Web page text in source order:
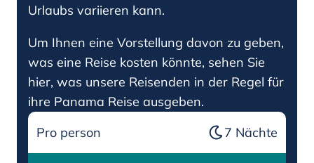
Urlaubs variieren kann.
Um Ihnen eine Vorstellung davon zu geben,
was eine Reise kosten könnte, sehen Sie
hier, was unsere Reisenden in der Regel für
ihre Panama Reise ausgeben.
Pro person
7 Nächte